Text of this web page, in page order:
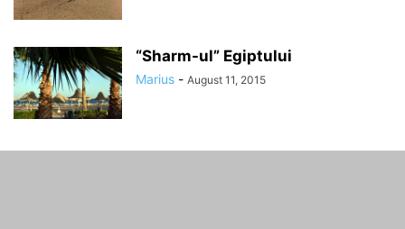
“Sharm-ul” Egiptului
Marius - August 11, 2015